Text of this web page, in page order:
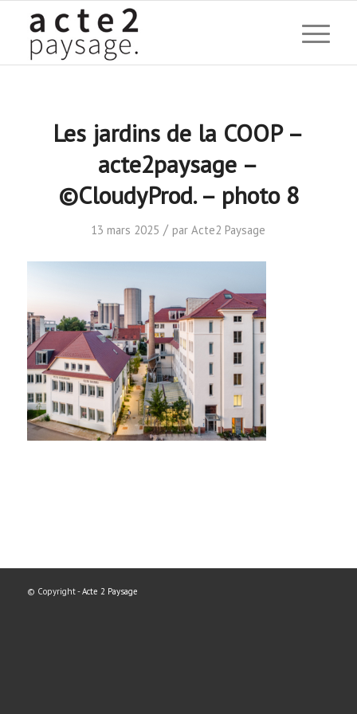
Les jardins de la COOP –
acte2paysage –
©CloudyProd. – photo 8
13 mars 2025 / parActe2 Paysage
© Copyright -Acte 2 Paysage